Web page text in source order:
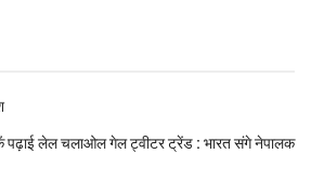
पढ़ाई लेल चलाओल गेल ट्वीटर ट्रेंड : भारत संगे नेपालक